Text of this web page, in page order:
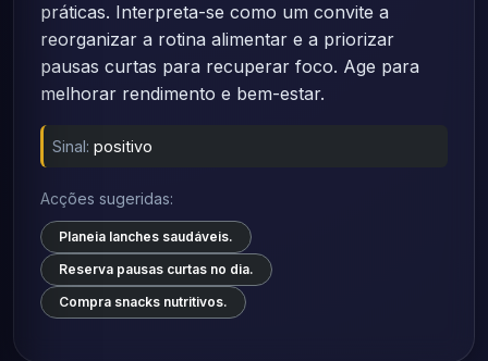
práticas. Interpreta-se como um convite a
reorganizar a rotina alimentar e a priorizar
pausas curtas para recuperar foco. Age para
melhorar rendimento e bem-estar.
Sinal: positivo
Acções sugeridas:
Planeia lanches saudáveis.
Reserva pausas curtas no dia.
Compra snacks nutritivos.